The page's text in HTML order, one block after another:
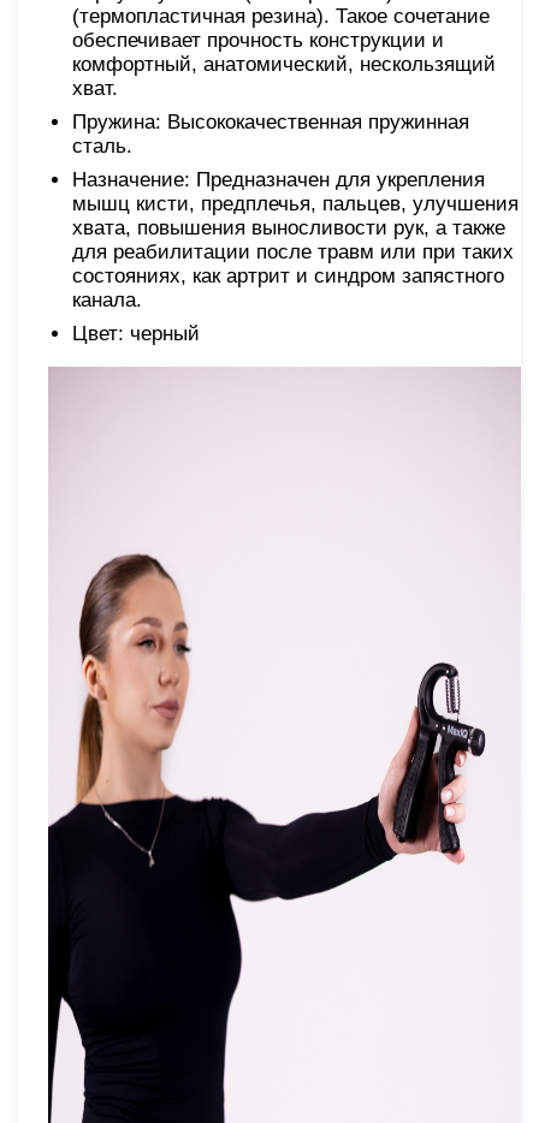
(термопластичная резина). Такое сочетание
обеспечивает прочность конструкции и
комфортный, анатомический, нескользящий
хват.
Пружина: Высококачественная пружинная
сталь.
Назначение: Предназначен для укрепления
мышц кисти, предплечья, пальцев, улучшения
хвата, повышения выносливости рук, а также
для реабилитации после травм или при таких
состояниях, как артрит и синдром запястного
канала.
Цвет: черный